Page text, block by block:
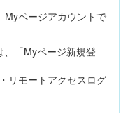
ページアカウントで
「Myページ新規登
リモートアクセスログ